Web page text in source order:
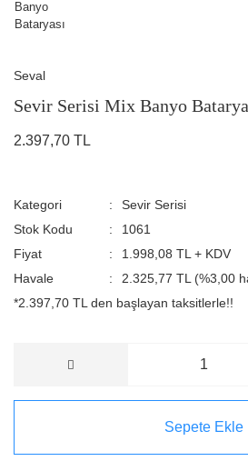
Seval
Sevir Serisi Mix Banyo
2.397,70 TL
Kategori
Sevir Serisi
Stok Kodu
1061
Fiyat
1.998,08 TL + KDV
Havale
2.325,77 TL (%3,00
*2.397,70 TL den başlayan taksitlerle!!
Sepete Ekle